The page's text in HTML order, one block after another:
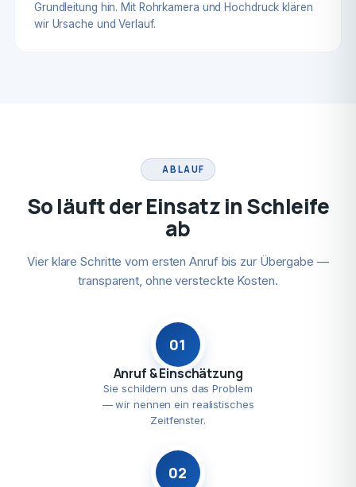
Grundleitung hin. Mit Rohrkamera und Hochdruck klären
wir Ursache und Verlauf.
ABLAUF
So läuft der Einsatz in Schleife
ab
Vier klare Schritte vom ersten Anruf bis zur Übergabe —
transparent, ohne versteckte Kosten.
01
Anruf & Einschätzung
Sie schildern uns das Problem
— wir nennen ein realistisches
Zeitfenster.
02